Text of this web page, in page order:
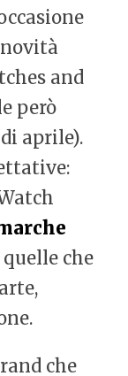
and
però
aprile).
quelle che
che